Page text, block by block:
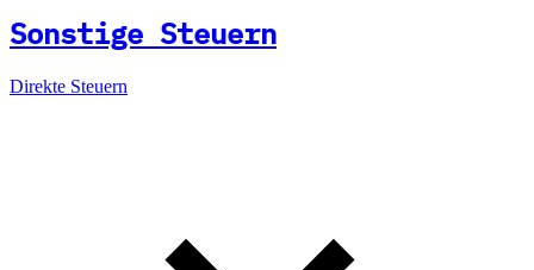
Sonstige Steuern
Direkte Steuern